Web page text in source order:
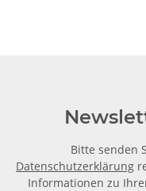
Bitte senden
Datenschutzerklärung
Informationen zu